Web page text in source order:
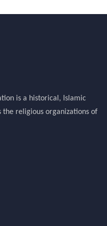
is a historical, Islamic
religious organizations of